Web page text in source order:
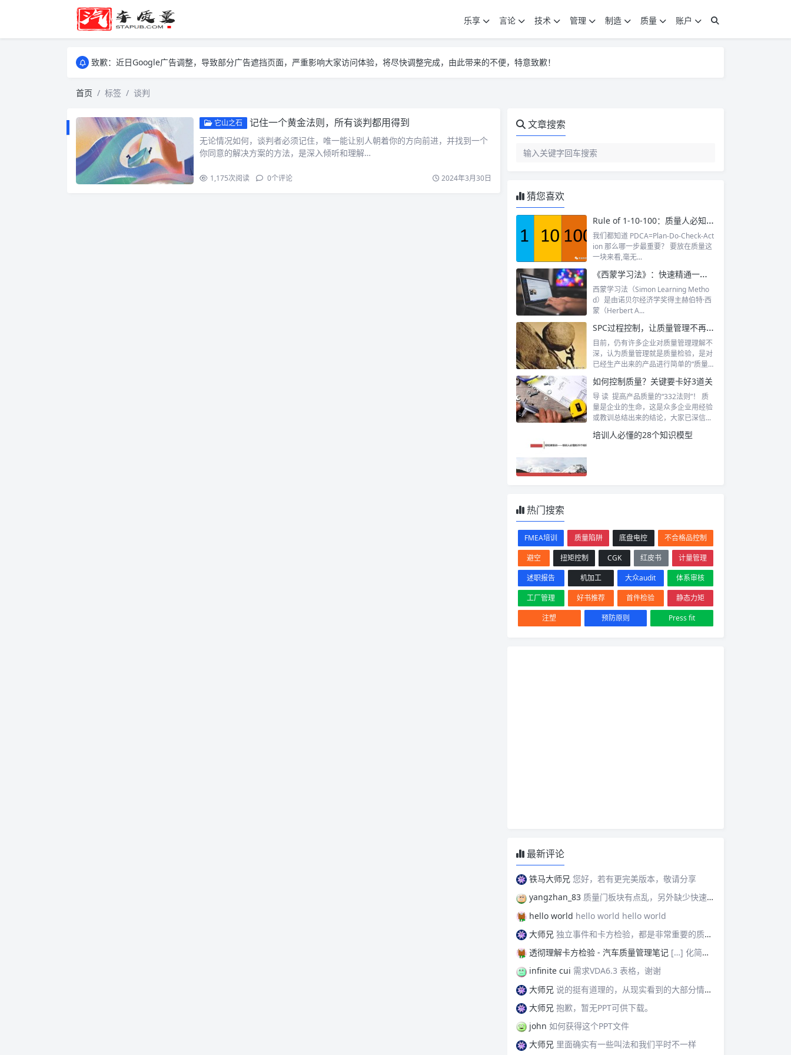
乐享 言论 技术 管理 制造 质量
账户
致歉：近日Google广告调整，导致部分广告遮挡页面，严重影响大家访问体验，将尽快调整完成，由此带来的不便，特意致歉！
致歉：近日Google广告调整，导致部分广告遮挡页面，严重影响大家访问体验，将尽快调整完成，由此带来的不便，特意致歉！
首页 标签 谈判
它山之石 记住一个黄金法则，所有谈判都用得到
无论情况如何，谈判者必须记住，唯一能让别人朝着你的方向前进，并找到一个
你同意的解决方案的方法，是深入倾听和理解…
1,175次阅读 0个评论 2024年3月30日
文章搜索
猜您喜欢
Rule of 1-10-100：质量人必知之法则
我们都知道 PDCA=Plan-Do-Check-Act
ion 那么哪一步最重要？ 要放在质量这
一块来看,毫无...
《西蒙学习法》：快速精通一个领域的学习方法
西蒙学习法（Simon Learning Metho
d）是由诺贝尔经济学奖得主赫伯特·西
蒙（Herbert A...
SPC过程控制，让质量管理不再是“救火”
目前，仍有许多企业对质量管理理解不
深，认为质量管理就是质量检验，是对
已经生产出来的产品进行简单的“质量把
如何控制质量？关键要卡好3道关
导 读 提高产品质量的“332法则”！ 质
量是企业的生命，这是众多企业用经验
或教训总结出来的结论，大家已深信...
培训人必懂的28个知识模型
热门搜索
FMEA培训 质量陷阱 底盘电控
不合格品控制
避空
扭矩控制 CGK 红皮书
计量管理
述职报告
机加工 大众audit
体系审核
工厂管理
好书推荐 首件检验
静态力矩
注塑
预防原则 Press fit
最新评论
铁马大师兄 您好，若有更完美版本，敬请分享
yangzhan_83 质量门板块有点乱，另外缺少快速反应板块。
hello world hello world hello world
大师兄 独立事件和卡方检验，都是非常重要的质量管理概念，挺难理解的。
透彻理解卡方检验 - 汽车质量管理笔记 […] 化简后的式子是我们在卡方检验中需要用到的式子，所以请大家牢记！对于上述式子有疑惑的读者可以学习基础的概率论，也可以参考我之前写的一篇关于独立的文章（《【直观数学】如何理解两事件间的独立关系》）。如果没有问题的话，我们可以进入到卡方检验原理与步骤的主体介绍部分！ […]
infinite cui 需求VDA6.3 表格，谢谢
大师兄 说的挺有道理的，从现实看到的大部分情况，做技术的人都比较直，对技术的一丝不苟，容易在遇到需要展现管理能力的时候，就会表现出短板来。管理需要授权，更多应该思考团队、部门间，人员发展，对未来的变化做出应对等的能力。
大师兄 抱歉，暂无PPT可供下载。
john 如何获得这个PPT文件
大师兄 里面确实有一些叫法和我们平时不一样